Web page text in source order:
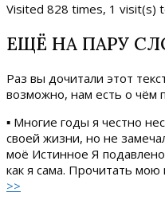
Visited 828 times, 1 visit(s)
ЕЩЁ НА ПАРУ
Раз вы дочитали этот
возможно, нам есть о чём
▪ Многие годы я честно
своей жизни, но не
моё Истинное Я
как я сама. Прочитать
>>